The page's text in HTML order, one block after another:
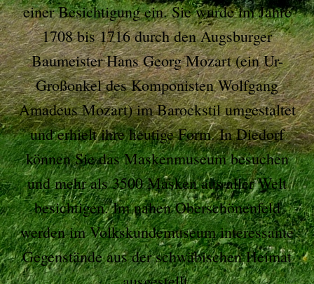
einer Besichtigung ein. Sie wurde im Jahre
1708 bis 1716 durch den Augsburger
Baumeister Hans Georg Mozart (ein Ur-
Großonkel des Komponisten Wolfgang
Amadeus Mozart) im Barockstil umgestaltet
und erhielt ihre heutige Form. In Diedorf
können Sie das Maskenmuseum besuchen
und mehr als 3500 Masken aus aller Welt
besichtigen. Im nahen Oberschönenfeld
werden im Volkskundemuseum interessante
Gegenstände aus der schwäbischen Heimat